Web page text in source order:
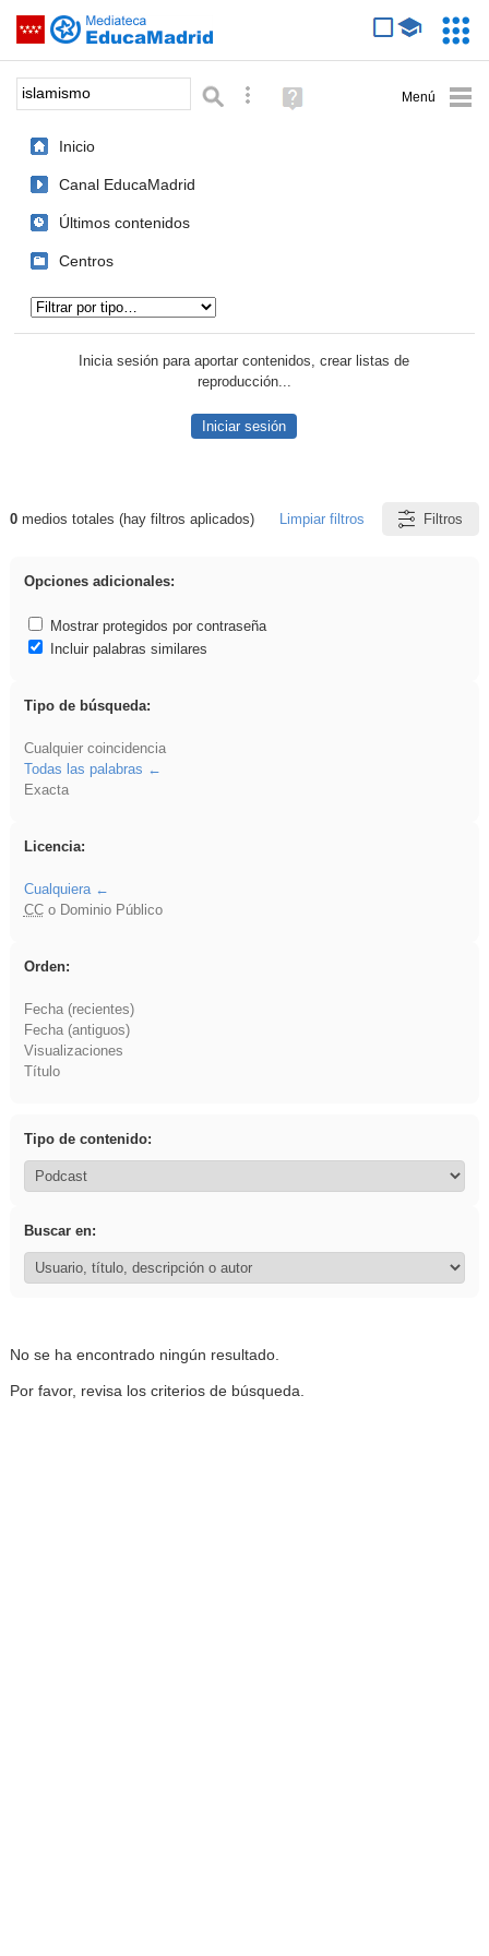
Saltar navegación
Palabra o frase: Búsqueda avanzada
Ayuda
(en
Inicio
Canal EducaMadrid
Últimos contenidos
Centros
Inicia sesión para aportar contenidos, crear listas de
reproducción...
Iniciar sesión
Resultados de: islamismo
0medios totales (hay filtros aplicados) Limpiar filtros Filtros
Opciones adicionales:
Mostrar protegidos por contraseña
Incluir palabras similares
Tipo de búsqueda:
Cualquier coincidencia
Todas las palabras
Exacta
Licencia:
Cualquiera
CCo Dominio Público
Orden:
Fecha (recientes)
Fecha (antiguos)
Visualizaciones
Título
Tipo de contenido:
Buscar en:
No se ha encontrado ningún resultado.
Por favor, revisa los criterios de búsqueda.